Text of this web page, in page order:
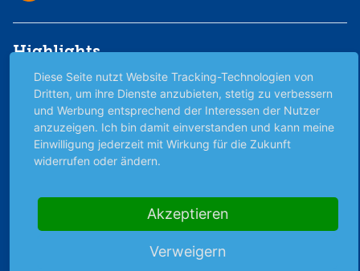
Highlights
Archiv
Börsenbericht
Börsengerüchte
Börsengespräche
Börsennews
Strategie
Diese Seite nutzt Website Tracking-Technologien von
Dritten, um ihre Dienste anzubieten, stetig zu verbessern
und Werbung entsprechend der Interessen der Nutzer
anzuzeigen. Ich bin damit einverstanden und kann meine
Einwilligung jederzeit mit Wirkung für die Zukunft
widerrufen oder ändern.
Akzeptieren
Verweigern